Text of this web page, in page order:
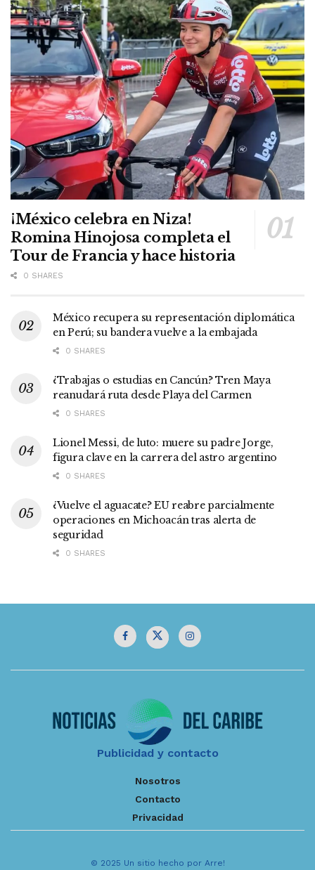
¡México celebra en Niza!
Romina Hinojosa completa el
Tour de Francia y hace historia
0 SHARES
México recupera su representación diplomática
en Perú; su bandera vuelve a la embajada
0 SHARES
¿Trabajas o estudias en Cancún? Tren Maya
reanudará ruta desde Playa del Carmen
0 SHARES
Lionel Messi, de luto: muere su padre Jorge,
figura clave en la carrera del astro argentino
0 SHARES
¿Vuelve el aguacate? EU reabre parcialmente
operaciones en Michoacán tras alerta de
seguridad
0 SHARES
Publicidad y contacto
Nosotros
Contacto
Privacidad
© 2025 Un sitio hecho por Arre!